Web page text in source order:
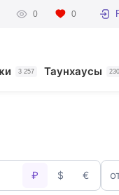
0 0
3 257 Таунхаусы 230
₽ $ €